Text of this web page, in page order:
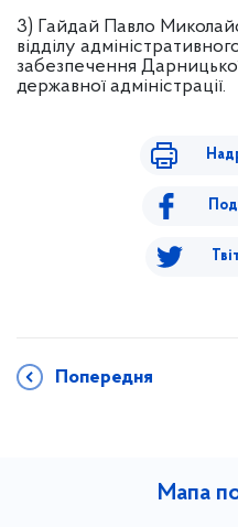
3) Гайдай Павло
відділу
забезпечення
державної адміністрації.
Попередня
Мапа